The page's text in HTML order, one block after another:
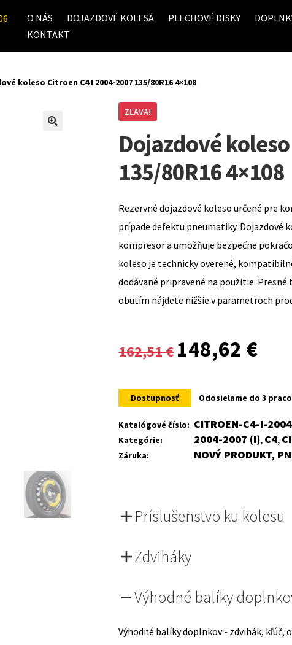
O NÁS DOJAZDOVÉ KOLESÁ PLECHOVÉ DISKY
KONTAKT
koleso Citroen C4 I 2004-2007 135/80R16 4×108
ZĽAVA!
Dojazdové
135/80R16 4×108
Rezervné dojazdové koleso určené pre
prípade defektu pneumatiky. Dojazdové
kompresor a umožňuje bezpečne
koleso je technicky overené,
dodávané pripravené na použitie.
obutím nájdete nižšie v parametroch
162,51€
Original
was:
162,51 €.
148,62 €
is:
Dostupnosť Odosielame do 3
Katalógové číslo: CITROEN-C4-I-
Kategórie: 2004-2007 (I), C4,
Záruka: NOVÝ PRODUKT,
Príslušenstvo ku kolesu
Zdviháky
Výhodné balíky
Výhodné balíky doplnkov - zdvihák, kľúč,